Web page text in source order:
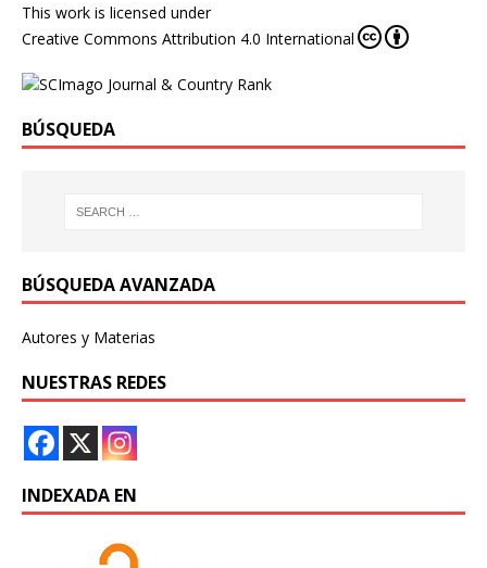
This work is licensed under
Creative Commons Attribution 4.0 International
BÚSQUEDA
BÚSQUEDA AVANZADA
Autores y Materias
NUESTRAS REDES
INDEXADA EN